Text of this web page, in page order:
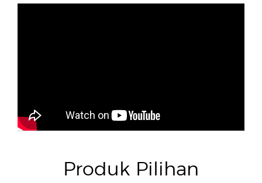
Produk Pilihan